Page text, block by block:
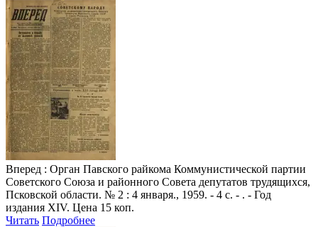
Вперед : Орган Павского райкома Коммунистической партии
Советского Союза и районного Совета депутатов трудящихся,
Псковской области. № 2 : 4 января., 1959. - 4 с. - . - Год
издания XIV. Цена 15 коп.
Читать Подробнее